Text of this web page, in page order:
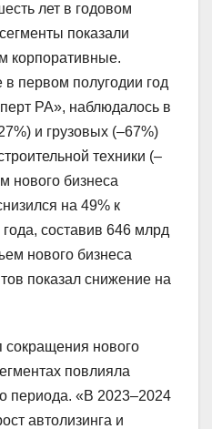
лет в годовом
показали
корпоративные.
первом полугодии год
РА», наблюдалось в
и грузовых (–67%)
техники (–
нового бизнеса
на 49% к
составив 646 млрд
нового бизнеса
показал снижение на
нового
повлияла
периода. «В 2023–2024
автолизинга и